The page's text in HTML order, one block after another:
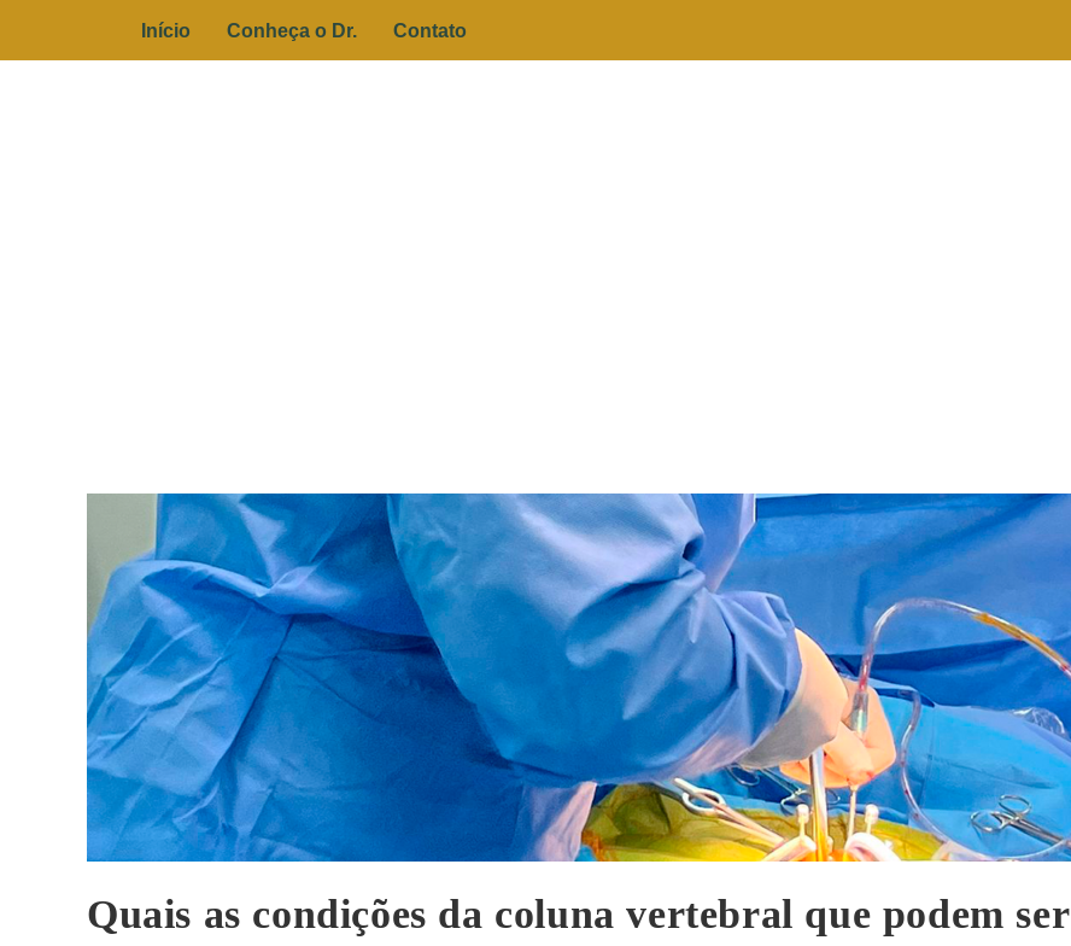
Início Conheça o Dr. Contato
Quais as condições da coluna vertebral que podem ser